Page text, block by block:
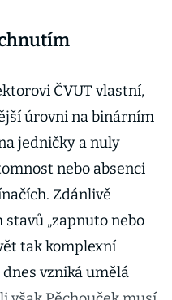
ČVUT vlastní,
úrovni na binárním
jedničky a nuly
nebo absenci
Zdánlivě
„zapnuto nebo
tak komplexní
vzniká umělá